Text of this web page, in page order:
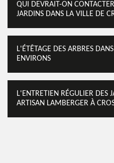
QUI DEVRAIT-ON
JARDINS DANS LA VILLE DE
L'ÉTÊTAGE DES ARBRES
ENVIRONS
L'ENTRETIEN RÉGULIER DES
ARTISAN LAMBERGER À